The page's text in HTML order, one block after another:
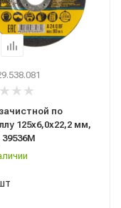
по
125x6,0x22,2 мм,
39536М